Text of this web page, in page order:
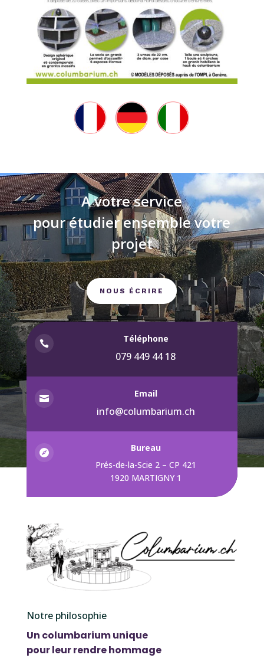
A votre service
pour étudier ensemble votre
projet
NOUS ÉCRIRE
 Téléphone
079 449 44 18
 Email
info@columbarium.ch

Bureau
Prés-de-la-Scie 2 – CP 421
1920 MARTIGNY 1
Notre philosophie
Un columbarium unique
pour leur rendre hommage